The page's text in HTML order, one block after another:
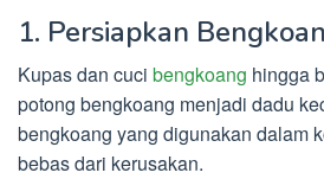
1. Persiapkan
Kupas dan cuci bengkoang hingga
potong bengkoang menjadi dadu
bengkoang yang digunakan dalam
bebas dari kerusakan.